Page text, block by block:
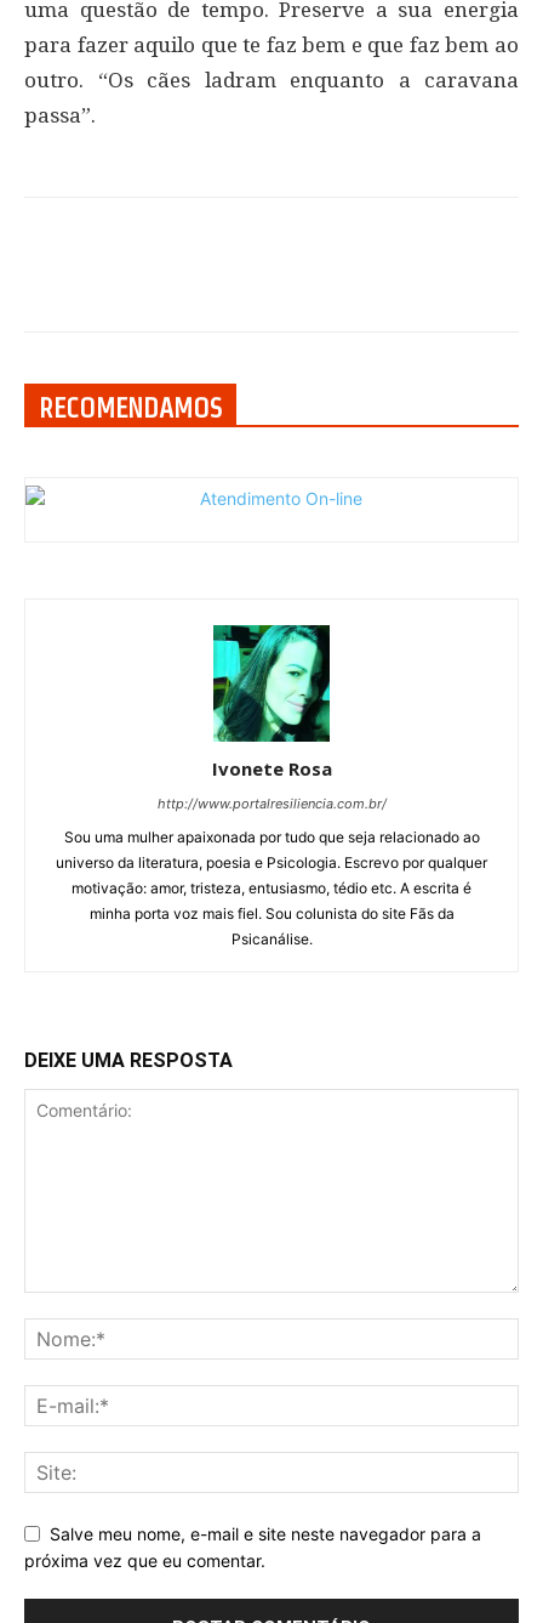
uma questão de tempo. Preserve a sua energia
para fazer aquilo que te faz bem e que faz bem ao
outro. “Os cães ladram enquanto a caravana
passa”.
RECOMENDAMOS
Ivonete Rosa
http://www.portalresiliencia.com.br/
Sou uma mulher apaixonada por tudo que seja relacionado ao
universo da literatura, poesia e Psicologia. Escrevo por qualquer
motivação: amor, tristeza, entusiasmo, tédio etc. A escrita é
minha porta voz mais fiel. Sou colunista do site Fãs da
Psicanálise.
DEIXE UMA RESPOSTA
Salve meu nome, e-mail e site neste navegador para a
próxima vez que eu comentar.